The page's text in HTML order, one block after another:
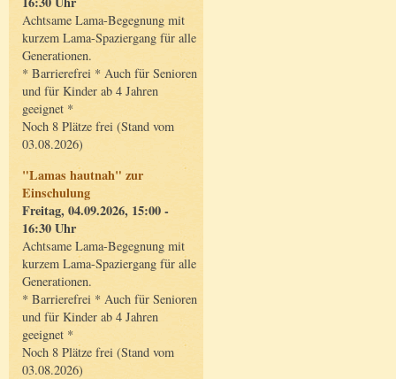
Achtsame Lama-Begegnung mit
kurzem Lama-Spaziergang für alle
Generationen.
* Barrierefrei * Auch für Senioren
und für Kinder ab 4 Jahren
geeignet *
Noch 8 Plätze frei (Stand vom
03.08.2026)
"Lamas hautnah" zur
Einschulung
Freitag, 04.09.2026, 15:00 -
16:30 Uhr
Achtsame Lama-Begegnung mit
kurzem Lama-Spaziergang für alle
Generationen.
* Barrierefrei * Auch für Senioren
und für Kinder ab 4 Jahren
geeignet *
Noch 8 Plätze frei (Stand vom
03.08.2026)